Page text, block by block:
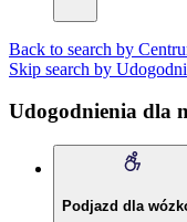
Back to search by
Skip search by
Udogodnienia dla
Podjazd dla